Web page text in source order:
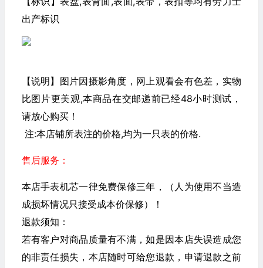
出产标识
【说明】图片因摄影角度，网上观看会有色差，实物
比图片更美观,本商品在交邮递前已经48小时测试，
请放心购买！
注:本店铺所表注的价格,均为一只表的价格.
售后服务：
本店手表机芯一律免费保修三年，（人为使用不当造
成损坏情况只接受成本价保修）！
退款须知：
若有客户对商品质量有不满，如是因本店失误造成您
的非责任损失，本店随时可给您退款，申请退款之前